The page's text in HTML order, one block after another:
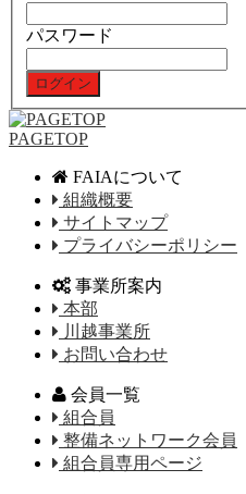
パスワード
PAGETOP
FAIAについて
組織概要
サイトマップ
プライバシーポリシー
事業所案内
本部
川越事業所
お問い合わせ
会員一覧
組合員
整備ネットワーク会員
組合員専用ページ